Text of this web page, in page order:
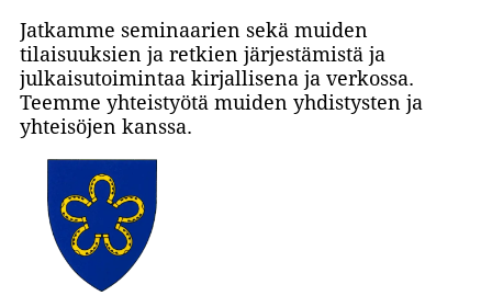
Jatkamme seminaarien sekä muiden
tilaisuuksien ja retkien järjestämistä ja
julkaisutoimintaa kirjallisena ja verkossa.
Teemme yhteistyötä muiden yhdistysten ja
yhteisöjen kanssa.